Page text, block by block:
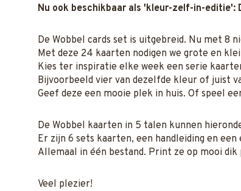
Nu ook beschikbaar als 'kleur-zelf-in-editie':
De Wobbel cards set is uitgebreid. Nu met 8
Met deze 24 kaarten nodigen we grote en
Kies ter inspiratie elke week een serie
Bijvoorbeeld vier van dezelfde kleur of juist
Geef deze een mooie plek in huis. Of speel
De Wobbel kaarten in 5 talen kunnen
Er zijn 6 sets kaarten, een handleiding en
Allemaal in één bestand. Print ze op mooi
Veel plezier!